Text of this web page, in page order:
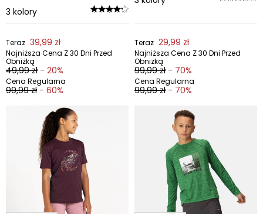
3 kolory
Teraz 39,99 zł
Najniższa Cena Z 30 Dni Przed
Obniżką
49,99 zł - 20%
Cena Regularna
99,99 zł - 60%
Teraz 29,99 zł
Najniższa Cena Z 30 Dni Przed
Obniżką
99,99 zł - 70%
Cena Regularna
99,99 zł - 70%